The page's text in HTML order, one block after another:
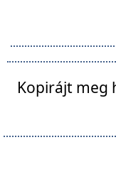
Kopirájt meg